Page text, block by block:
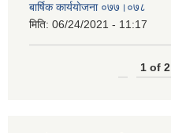
बार्षिक कार्ययाेजना ०७७।०७८
मिति: 06/24/2021 - 11:17
1 of 2